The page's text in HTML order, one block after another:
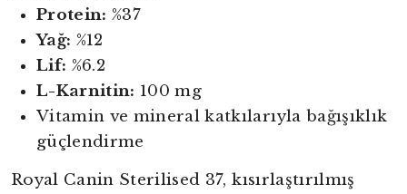
Protein: %37
Yağ: %12
Lif: %6.2
L-Karnitin: 100 mg
Vitamin ve mineral katkılarıyla bağışıklık
güçlendirme
Royal Canin Sterilised 37, kısırlaştırılmış